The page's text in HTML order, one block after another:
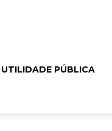
UTILIDADE PÚBLICA